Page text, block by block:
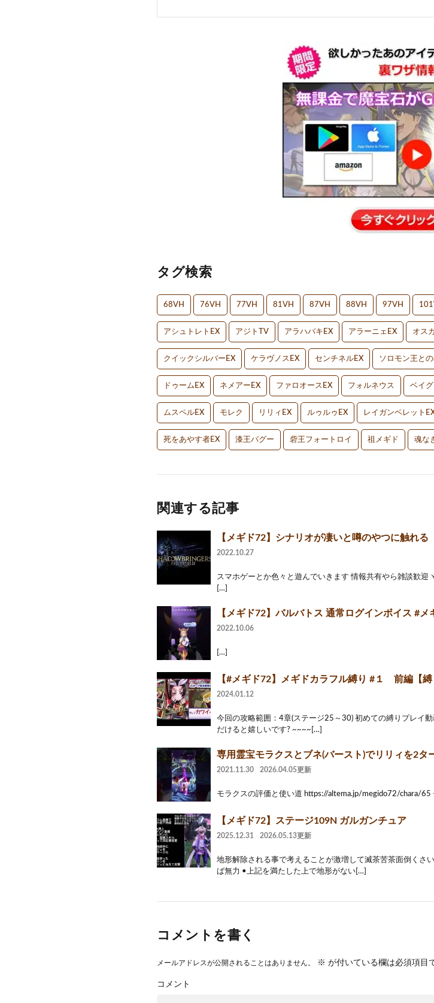
タグ検索
68VH 76VH 77VH 81VH 87VH 88VH 97VH
アシュトレトEX アジトTV アラハバキEX アラーニェEX オス
クイックシルバーEX ケラヴノスEX センチネルEX ソロモン王と
ドゥームEX ネメアーEX ファロオースEX フォルネウス ベイ
ムスペルEX モレク リリィEX ルゥルゥEX レイガンベレット
死をあやす者EX 漆王バグー 砦王フォートロイ 祖メギド 魂な
関連する記事
【メギド72】シナリオが凄いと噂のやつに触れ
2022.10.27
スマホゲーとか色々と遊んでいきます 情報共有やら雑談歓迎
[…]
【メギド72】バルバトス 通常ログインボイス #メ
2022.10.06
[…]
【#メギド72】メギドカラフル縛り #１ 前編【縛
2024.01.12
今回の攻略範囲：4章(ステージ25～30) 初めての縛りプレイ
だけると嬉しいです? ~~~~[…]
専用霊宝モラクスとブネ(バースト)でリリィを2タ
2021.11.30 2026.04.05更新
モラクスの評価と使い道 https://altema.jp/megido72/chara/
【メギド72】ステージ109N ガルガンチュア
2025.12.31 2026.05.13更新
地形解除される事で考えることが激増して滅茶苦茶面倒くさ
ば無力 •上記を満たした上で地形がない[…]
コメントを書く
メールアドレスが公開されることはありません。 ※ が付いている欄は必須項目
コメント